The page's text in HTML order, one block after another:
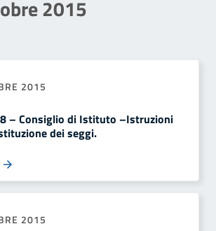
2015
2015
– Consiglio di Istituto –Istruzioni
dei seggi.
2015